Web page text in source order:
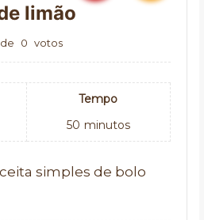
limão
de 0 votos
Tempo
50 minutos
simples de bolo